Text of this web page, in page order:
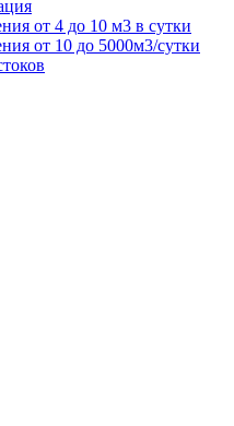
от 4 до 10 м3 в сутки
от 10 до 5000м3/сутки